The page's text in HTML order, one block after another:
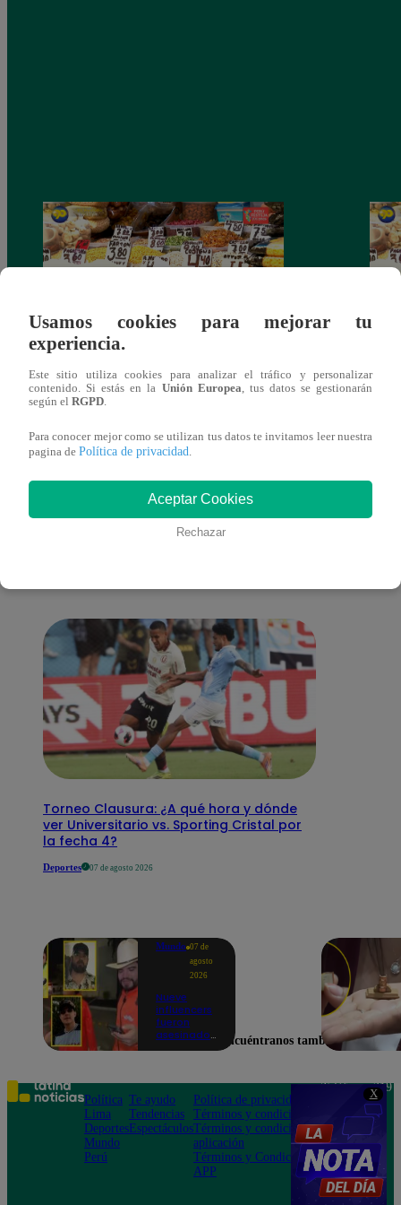
X
Mujeres al Mando – Viernes 25 de febrero
del 2022 – Programa completo
del
También te puede
Torneo Clausura: ¿A qué hora y dónde
ver Universitario vs. Sporting Cristal por
la fecha 4?
Deportes 07 de agosto 2026
Mundo 07 de
agosto
2026
Nueve
influencers
fueron
asesinados
el Cártel de
Sinaloa
Usamos cookies para mejorar tu
experiencia.
Este sitio utiliza cookies para analizar el tráfico y personalizar
contenido. Si estás en la Unión Europea, tus datos se gestionarán
según el RGPD.
Para conocer mejor como se utilizan tus datos te invitamos leer nuestra
pagina de Política de privacidad.
Aceptar Cookies
Rechazar
Encuéntranos también en
Política
Lima
Deportes
Mundo
Perú
Te ayudo
Tendencias
Espectáculos
Política de privacidad
Términos y condiciones
Términos y condiciones
aplicación
Términos y Condiciones
APP
Teléfono: 219
Av. San
Felipe 968
Jesús María